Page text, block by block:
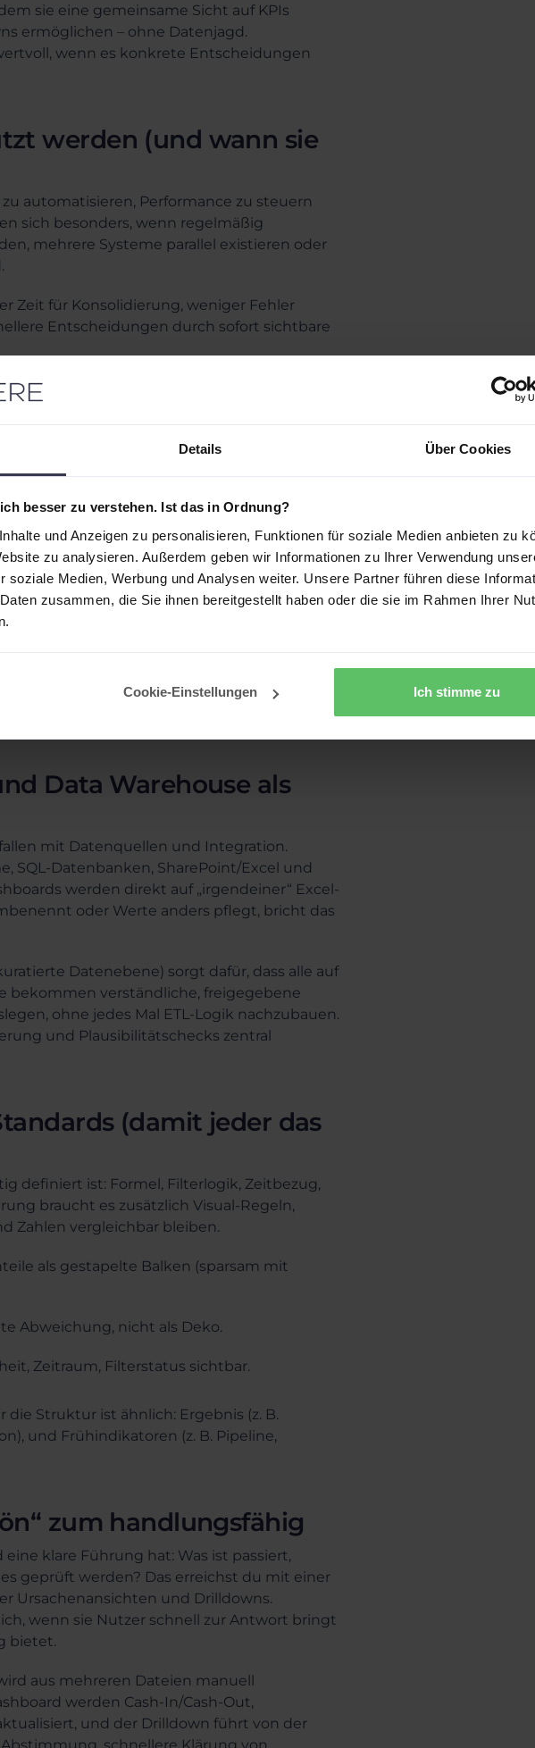
Details Über Cookies
besser zu verstehen. Ist das in Ordnung?
und Anzeigen zu personalisieren, Funktionen für soziale Medien anbieten zu
zu analysieren. Außerdem geben wir Informationen zu Ihrer Verwendung
soziale Medien, Werbung und Analysen weiter. Unsere Partner führen diese
zusammen, die Sie ihnen bereitgestellt haben oder die sie im Rahmen Ihrer
Cookie-Einstellungen Ich stimme zu
sie eine gemeinsame Sicht auf KPIs
ermöglichen – ohne Datenjagd.
wenn es konkrete Entscheidungen
werden (und wann sie
automatisieren, Performance zu steuern
sich besonders, wenn regelmäßig
mehrere Systeme parallel existieren oder
Zeit für Konsolidierung, weniger Fehler
Entscheidungen durch sofort sichtbare
Dashboards
die unterschiedliche Fragen
wenige, entscheidende KPIs und Trends für
Steuerung, z. B. Backlog,
von der Übersicht bis zur Ursache, ideal für
sein. Sonst wird es ein „BI-Friedhof“ aus
Data Warehouse als
mit Datenquellen und Integration.
SQL-Datenbanken, SharePoint/Excel und
werden direkt auf „irgendeiner“ Excel-
oder Werte anders pflegt, bricht das
Datenebene) sorgt dafür, dass alle auf
bekommen verständliche, freigegebene
ohne jedes Mal ETL-Logik nachzubauen.
und Plausibilitätschecks zentral
(damit jeder das
definiert ist: Formel, Filterlogik, Zeitbezug,
braucht es zusätzlich Visual-Regeln,
Zahlen vergleichbar bleiben.
als gestapelte Balken (sparsam mit
Abweichung, nicht als Deko.
Zeitraum, Filterstatus sichtbar.
die Struktur ist ähnlich: Ergebnis (z. B.
und Frühindikatoren (z. B. Pipeline,
zum handlungsfähig
klare Führung hat: Was ist passiert,
geprüft werden? Das erreichst du mit einer
Ursachenansichten und Drilldowns.
wenn sie Nutzer schnell zur Antwort bringt
bietet.
aus mehreren Dateien manuell
werden Cash-In/Cash-Out,
und der Drilldown führt von der
schnellere Klärung von